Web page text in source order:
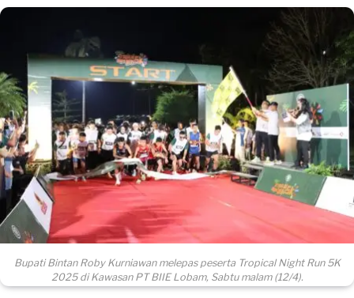
Bupati Bintan Roby Kurniawan melepas peserta Tropical Night Run 5K
2025 di Kawasan PT BIIE Lobam, Sabtu malam (12/4).